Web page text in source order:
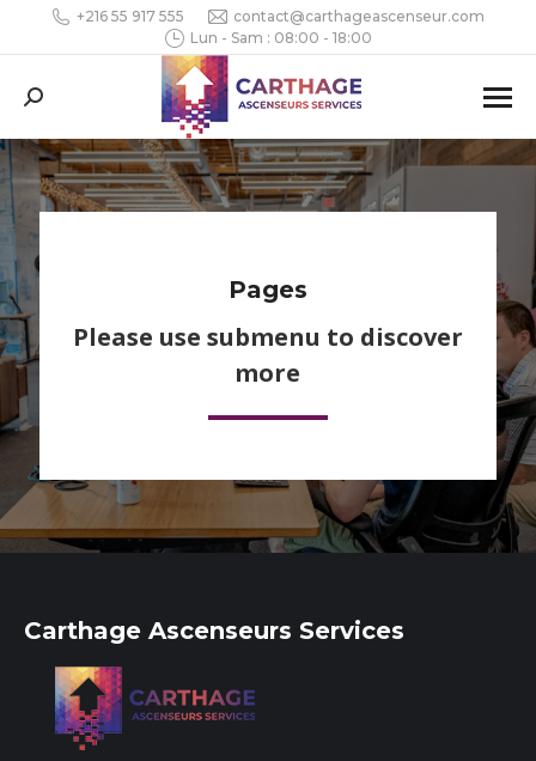
+216 55 917 555
contact@carthageascenseur.com
Lun - Sam : 08:00 - 18:00
Search:
Pages
Please use submenu to discover
more
Carthage Ascenseurs Services